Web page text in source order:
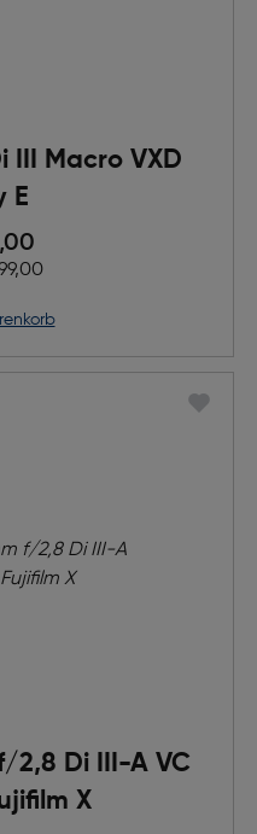
III Macro VXD
E
Rabatts
Preis
2,8 Di III-A VC
X